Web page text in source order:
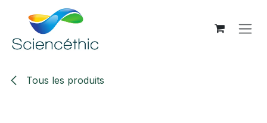
Se rendre au contenu
Tous les produits